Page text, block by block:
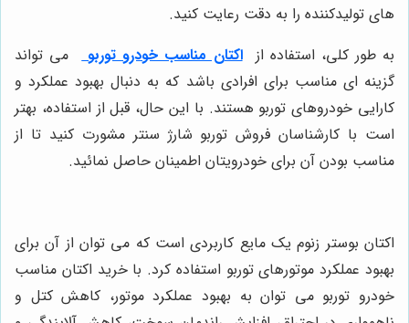
های تولیدکننده را به دقت رعایت کنید.
به طور کلی، استفاده ازاکتان مناسب خودرو توربو می تواند
گزینه ای مناسب برای افرادی باشد که به دنبال بهبود عملکرد و
کارایی خودروهای توربو هستند. با این حال، قبل از استفاده، بهتر
است با کارشناسان فروش توربو شارژ سنتر مشورت کنید تا از
مناسب بودن آن برای خودرویتان اطمینان حاصل نمائید.
اکتان بوستر زنوم یک مایع کاربردی است که می توان از آن برای
بهبود عملکرد موتورهای توربو استفاده کرد. با خرید اکتان مناسب
خودرو توربو می توان به بهبود عملکرد موتور، کاهش کتل و